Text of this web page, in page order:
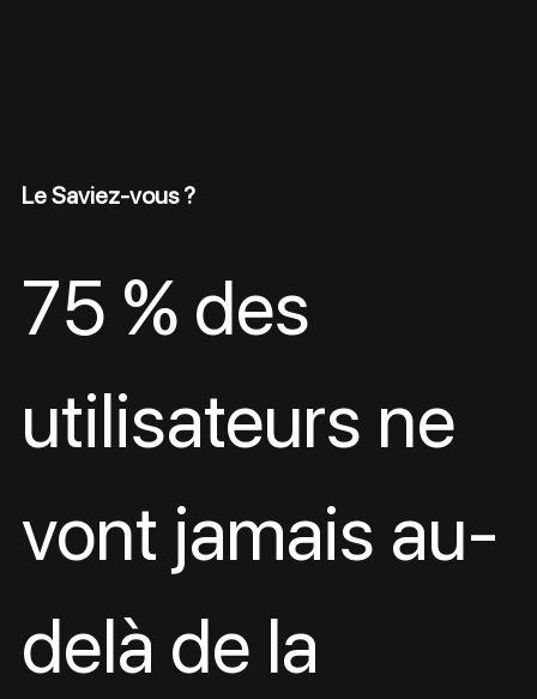
Le Saviez-vous ?
75 % des
utilisateurs ne
vont jamais au-
delà de la